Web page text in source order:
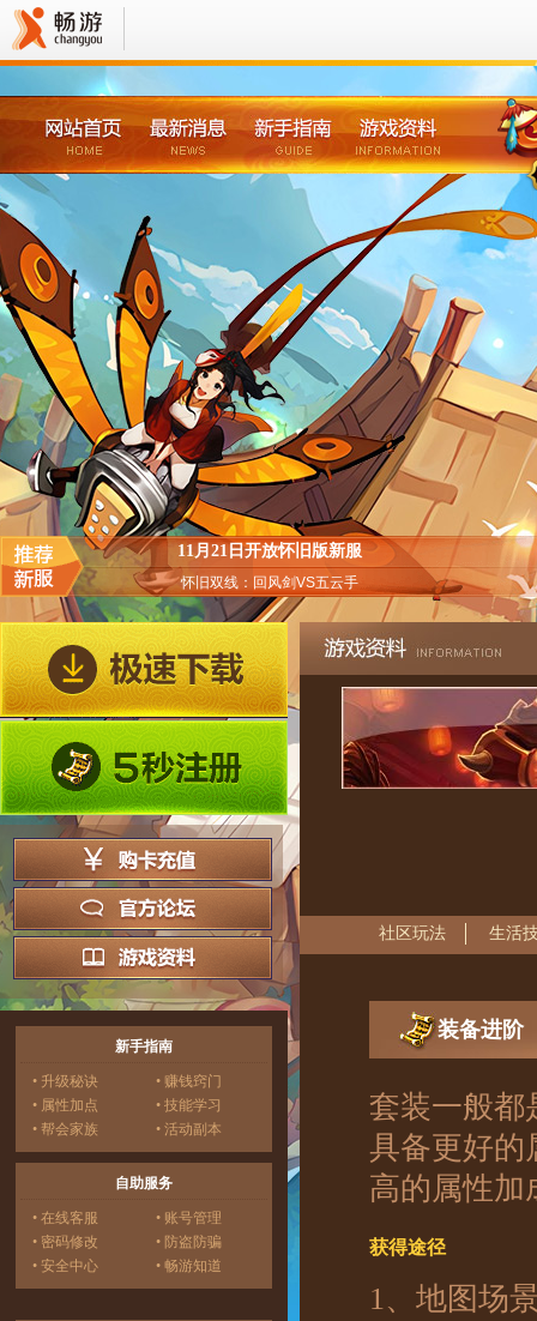
11月21日开放怀旧版新服
怀旧双线：回风剑VS五云手
新手指南
• 升级秘诀
• 赚钱窍门
• 属性加点
• 技能学习
• 帮会家族
• 活动副本
自助服务
• 在线客服
• 账号管理
• 密码修改
• 防盗防骗
• 安全中心
• 畅游知道
社区玩法 生活
装备进阶
套装一般都
具备更好的
高的属性加
获得途径
1、地图场